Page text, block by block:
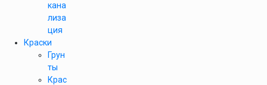
кана
лиза
ция
Краски
Грун
ты
Крас